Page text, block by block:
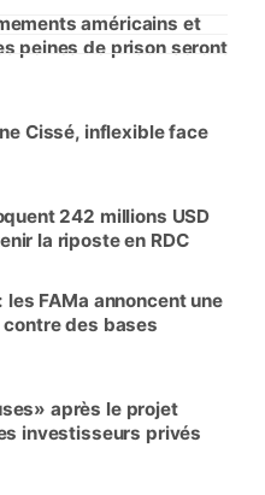
américains et
peines de prison seront
Cissé, inflexible face
242 millions USD
la riposte en RDC
FAMa annoncent une
contre des bases
après le projet
investisseurs privés